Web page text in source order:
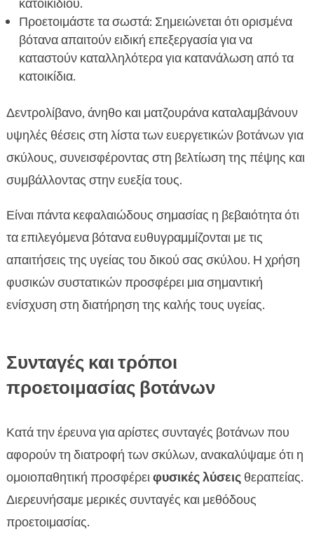
κατοικιδίου.
Προετοιμάστε τα σωστά: Σημειώνεται ότι ορισμένα
βότανα απαιτούν ειδική επεξεργασία για να
καταστούν καταλληλότερα για κατανάλωση από τα
κατοικίδια.
Δεντρολίβανο, άνηθο και ματζουράνα καταλαμβάνουν
υψηλές θέσεις στη λίστα των ευεργετικών βοτάνων για
σκύλους, συνεισφέροντας στη βελτίωση της πέψης και
συμβάλλοντας στην ευεξία τους.
Είναι πάντα κεφαλαιώδους σημασίας η βεβαιότητα ότι
τα επιλεγόμενα βότανα ευθυγραμμίζονται με τις
απαιτήσεις της υγείας του δικού σας σκύλου. Η χρήση
φυσικών συστατικών προσφέρει μια σημαντική
ενίσχυση στη διατήρηση της καλής τους υγείας.
Συνταγές και τρόποι
προετοιμασίας βοτάνων
Κατά την έρευνα για αρίστες συνταγές βοτάνων που
αφορούν τη διατροφή των σκύλων, ανακαλύψαμε ότι η
ομοιοπαθητική προσφέρειφυσικές λύσειςθεραπείας.
Διερευνήσαμε μερικές συνταγές και μεθόδους
προετοιμασίας.